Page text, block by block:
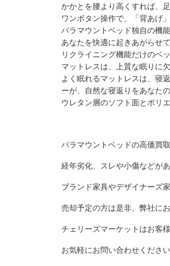
かかとを腰より高くすれば、
ワンボタン操作で、「背あげ
パラマウントベッド独自の機
あなたを快適に起きあがらせて
リクライニング機能だけのベ
マットレスは、上質な眠りに
よく眠れるマットレスは、寝
ーが、自然な寝返りをあなたの
ウレタン層のソフト面とポリ
パラマウントベッドの高価買
経年劣化、スレや小傷などが
ブランド家具やデザイナーズ
売却予定の方は是非、弊社に
チェリーズマーケットはお客
お気軽にお問い合わせくださ